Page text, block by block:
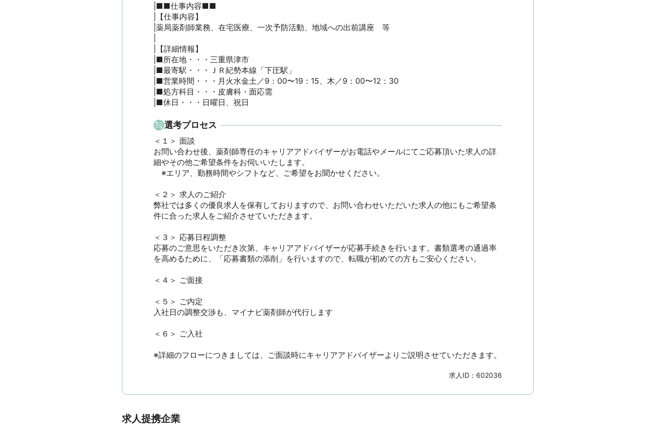
|■■仕事内容■■
|【仕事内容】
|薬局薬剤師業務、在宅医療、一次予防活動、地域への出前講座　等
|【詳細情報】
|■所在地・・・三重県津市
|■最寄駅・・・ＪＲ紀勢本線「下圧駅」
|■営業時間・・・月火水金土／9：00〜19：15、木／9：00〜12：30
|■処方科目・・・皮膚科・面応需
|■休日・・・日曜日、祝日
選考プロセス
＜１＞ 面談
お問い合わせ後、薬剤師専任のキャリアアドバイザーがお電話やメールにてご応募頂いた求人の詳
細やその他ご希望条件をお伺いいたします。
※エリア、勤務時間やシフトなど、ご希望をお聞かせください。
＜２＞ 求人のご紹介
弊社では多くの優良求人を保有しておりますので、お問い合わせいただいた求人の他にもご希望条
件に合った求人をご紹介させていただきます。
＜３＞ 応募日程調整
応募のご意思をいただき次第、キャリアアドバイザーが応募手続きを行います。書類選考の通過率
を高めるために、「応募書類の添削」を行いますので、転職が初めての方もご安心ください。
＜４＞ ご面接
＜５＞ ご内定
入社日の調整交渉も、マイナビ薬剤師が代行します
＜６＞ ご入社
※詳細のフローにつきましては、ご面談時にキャリアアドバイザーよりご説明させていただきます。
求人ID： 602036
求人提携企業